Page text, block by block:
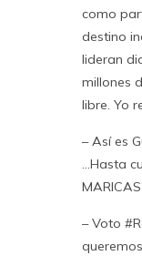
como
destino
lideran
millones
libre. Yo
– Así es
…Hasta
– Voto